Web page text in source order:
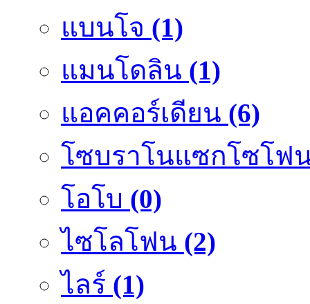
แบนโจ (1)
แมนโดลิน (1)
แอคคอร์เดียน (6)
โซบราโนแซกโซโฟ
โอโบ (0)
ไซโลโฟน (2)
ไลร์ (1)